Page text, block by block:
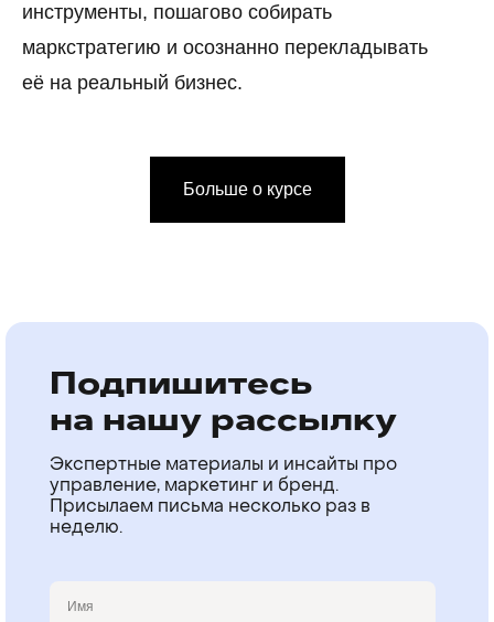
инструменты, пошагово собирать
маркстратегию и осознанно перекладывать
её на реальный бизнес.
Больше о курсе
Подпишитесь
на нашу рассылку
Экспертные материалы и инсайты про
управление, маркетинг и бренд.
Присылаем письма несколько раз в
неделю.